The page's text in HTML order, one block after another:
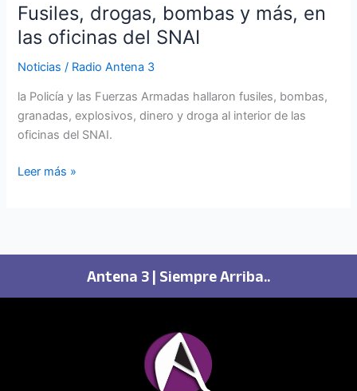
Fusiles, drogas, bombas y más, en
las oficinas del SNAI
Noticias / Radio Antena 3
la Policía y las Fuerzas Armadas hallaron fusiles, bombas,
granadas, explosivos, dinero y droga al interior de las
oficinas del SNAI.
Leer más »
Antena 3 | Siempre Arriba..